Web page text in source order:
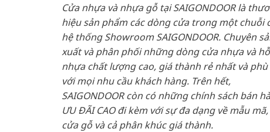
Cửa nhựa và nhựa gỗ tại SAIGONDOOR là
hiệu sản phẩm các dòng cửa trong một chuỗi
hệ thống Showroom SAIGONDOOR. Chuyên
xuất và phân phối những dòng cửa nhựa và
nhựa chất lượng cao, giá thành rẻ nhất và
với mọi nhu cầu khách hàng. Trên hết,
SAIGONDOOR còn có những chính sách bán
ƯU ĐÃI CAO đi kèm với sự đa dạng về mẫu
cửa gỗ và cả phân khúc giá thành.